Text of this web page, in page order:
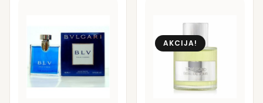
AKCIJA!